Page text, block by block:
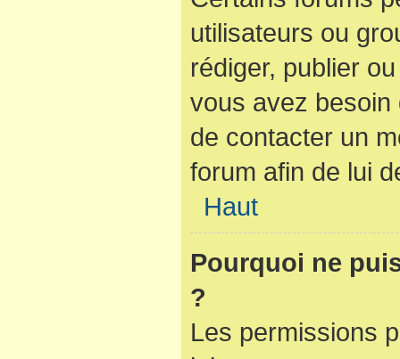
utilisateurs ou
rédiger, publier
vous avez
de contacter un
forum afin de lui
Haut
Pourquoi ne
?
Les permissions